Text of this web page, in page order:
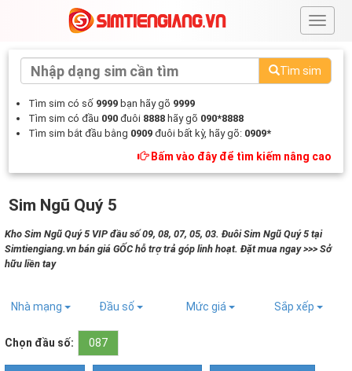
#
Tìm sim
Tìm sim có số 9999 bạn hãy gõ 9999
Tìm sim có đầu 090 đuôi 8888 hãy gõ 090*8888
Tìm sim bắt đầu bằng 0909 đuôi bất kỳ, hãy gõ: 0909*
Bấm vào đây để tìm kiếm nâng cao
Sim Ngũ Quý 5
Kho Sim Ngũ Quý 5 VIP đầu số 09, 08, 07, 05, 03. Đuôi Sim Ngũ Quý 5 tại
Simtiengiang.vn bán giá GỐC hỗ trợ trả góp linh hoạt. Đặt mua ngay >>> Sở
hữu liền tay
Nhà mạng Đầu số Mức giá Sắp xếp
Chọn đầu số: 087